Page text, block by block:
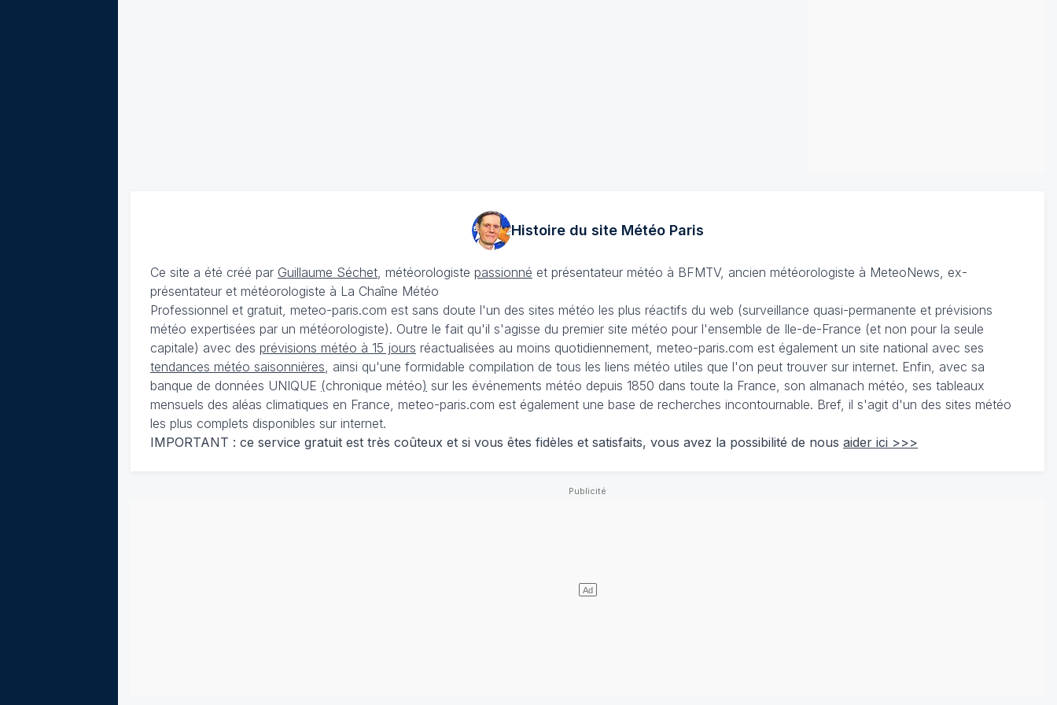
Histoire du site MétéoParis
Ce site a été créé par Guillaume Séchet , météorologiste passionné et présentateur météo à BFMTV, ancien météorologiste à MeteoNews, ex-
présentateur et météorologiste à La Chaîne Météo
Professionnel et gratuit, meteo-paris.com est sans doute l'un des sites météo les plus réactifs du web (surveillance quasi-permanente et prévisions
météo expertisées par un météorologiste). Outre le fait qu'il s'agisse du premier site météo pour l'ensemble de Ile-de-France (et non pour la seule
capitale) avec des prévisions météo à 15 jours réactualisées au moins quotidiennement, meteo-paris.com est également un site national avec ses
tendances météo saisonnières , ainsi qu'une formidable compilation de tous les liens météo utiles que l'on peut trouver sur internet. Enfin, avec sa
banque de données UNIQUE (chronique météo) sur les événements météo depuis 1850 dans toute la France, son almanach météo, ses tableaux
mensuels des aléas climatiques en France, meteo-paris.com est également une base de recherches incontournable. Bref, il s'agit d'un des sites météo
les plus complets disponibles sur internet.
IMPORTANT : ce service gratuit est très coûteux et si vous êtes fidèles et satisfaits, vous avez la possibilité de nous aider ici >>>